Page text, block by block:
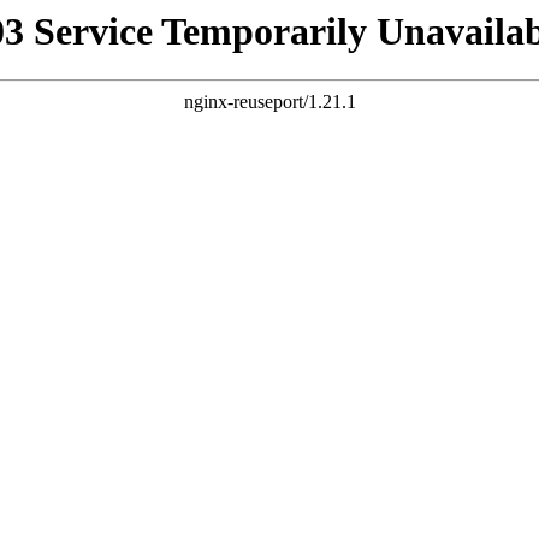
Service Temporarily
nginx-reuseport/1.21.1